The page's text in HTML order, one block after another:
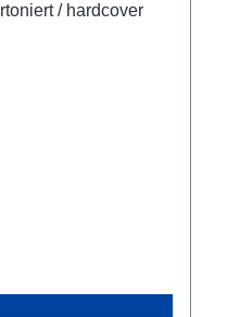
A. Özkan Arıkantürk,Troas Bölgesi Antik Kentleri ve Sikkeleri Istanbul 2026ISBN 978-625-6212-70-1357 S./pp., S/W-Abb. / b/w-figs., 23,5 x 16,5 cm, kartoniert / hardcover